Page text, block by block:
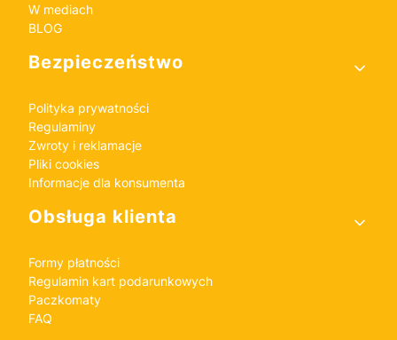
W mediach
BLOG
Bezpieczeństwo
Polityka prywatności
Regulaminy
Zwroty i reklamacje
Pliki cookies
Informacje dla konsumenta
Obsługa klienta
Formy płatności
Regulamin kart podarunkowych
Paczkomaty
FAQ